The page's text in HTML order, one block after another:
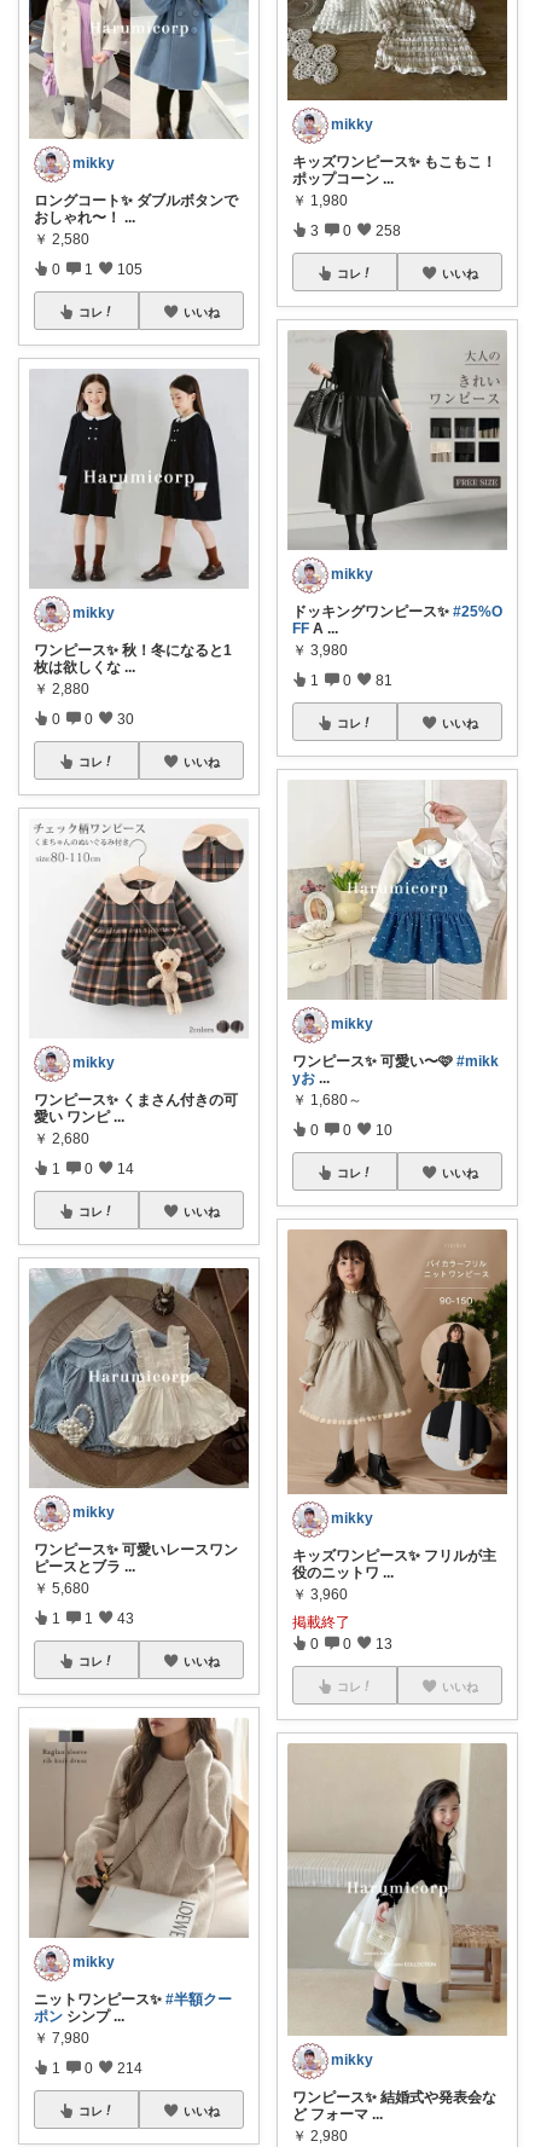
mikky
ロングコート✨ ダブルボタンで
おしゃれ〜！ ...
￥ 2,580
0 1 105
コレ いいね
mikky
ワンピース✨ 秋！冬になると1
枚は欲しくな ...
￥ 2,880
0 0 30
コレ いいね
mikky
ワンピース✨ くまさん付きの可
愛い ワンピ ...
￥ 2,680
1 0 14
コレ いいね
mikky
ワンピース✨ 可愛いレースワン
ピースとブラ ...
￥ 5,680
1 1 43
コレ いいね
mikky
ニットワンピース✨ #半額クー
ポン シンプ ...
￥ 7,980
1 0 214
コレ いいね
mikky
キッズワンピース✨ もこもこ！
ポップコーン ...
￥ 1,980
3 0 258
コレ いいね
mikky
ドッキングワンピース✨ #25%O
FF A ...
￥ 3,980
1 0 81
コレ いいね
mikky
ワンピース✨ 可愛い〜🩷 #mikk
yお ...
￥ 1,680～
0 0 10
コレ いいね
mikky
キッズワンピース✨ フリルが主
役のニットワ ...
￥ 3,960
掲載終了
0 0 13
コレ いいね
mikky
ワンピース✨ 結婚式や発表会な
ど フォーマ ...
￥ 2,980